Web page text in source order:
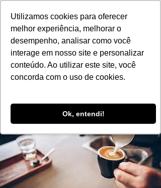
Utilizamos cookies para oferecer
melhor experiência, melhorar o
desempenho, analisar como você
interage em nosso site e personalizar
conteúdo. Ao utilizar este site, você
concorda com o uso de cookies.
Ok, entendi!